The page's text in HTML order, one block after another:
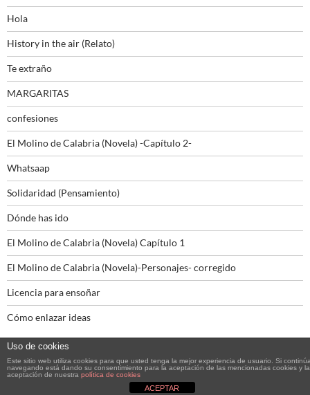
Hola
History in the air (Relato)
Te extraño
MARGARITAS
confesiones
El Molino de Calabria (Novela) -Capítulo 2-
Whatsaap
Solidaridad (Pensamiento)
Dónde has ido
El Molino de Calabria (Novela) Capítulo 1
El Molino de Calabria (Novela)-Personajes- corregido
Licencia para ensoñar
Cómo enlazar ideas
Funciona gracias a WordPress
Uso de cookies
Este sitio web utiliza cookies para que usted tenga la mejor experiencia de usuario. Si
navegando está dando su consentimiento para la aceptación de las mencionadas cookies y la
aceptación de nuestra política de cookies
ACEPTAR